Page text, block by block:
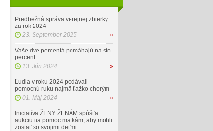
Predbežná správa verejnej zbierky
za rok 2024
23. September 2025
»
Vaše dve percentá pomáhajú na sto
percent
13. Jún 2024
»
Ľudia v roku 2024 podávali
pomocnú ruku najmä ťažko chorým
01. Máj 2024
»
Iniciatíva ŽENY ŽENÁM spúšťa
aukciu na pomoc matkám, aby mohli
zostať so svojimi deťmi